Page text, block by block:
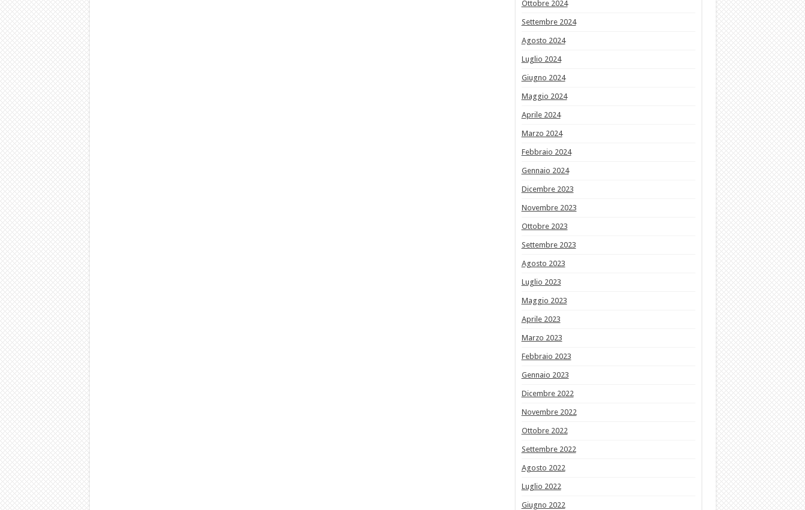
Ottobre 2024
Settembre 2024
Agosto 2024
Luglio 2024
Giugno 2024
Maggio 2024
Aprile 2024
Marzo 2024
Febbraio 2024
Gennaio 2024
Dicembre 2023
Novembre 2023
Ottobre 2023
Settembre 2023
Agosto 2023
Luglio 2023
Maggio 2023
Aprile 2023
Marzo 2023
Febbraio 2023
Gennaio 2023
Dicembre 2022
Novembre 2022
Ottobre 2022
Settembre 2022
Agosto 2022
Luglio 2022
Giugno 2022